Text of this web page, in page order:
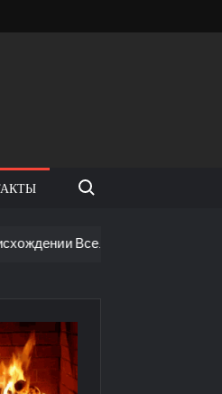
Поиск:
Вселенной: что обнаружили